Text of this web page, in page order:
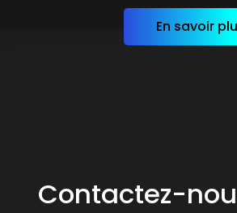
En savoir
Contactez-